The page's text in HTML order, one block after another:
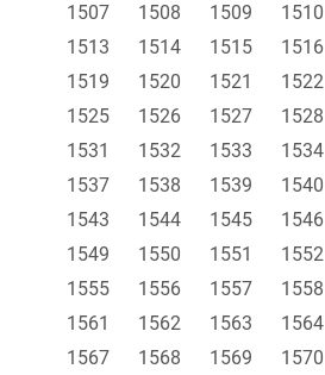
1507
1508 1509 1510
1513
1514 1515 1516
1519
1520 1521 1522
1525
1526 1527 1528
1531
1532 1533 1534
1537
1538 1539 1540
1543
1544 1545 1546
1549
1550 1551 1552
1555
1556 1557 1558
1561
1562 1563 1564
1567
1568 1569 1570